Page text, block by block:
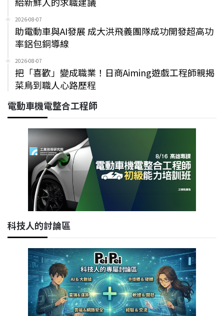
2026-08-07
助電動車與AI發展 成大洪飛義團隊成功開發超高功
率鋁包銅導線
2026-08-07
把「喜歡」變成職業！日商Aiming遊戲工程師親揭
菜鳥到職人心路歷程
電動車機電整合工程師
科技人的討論區